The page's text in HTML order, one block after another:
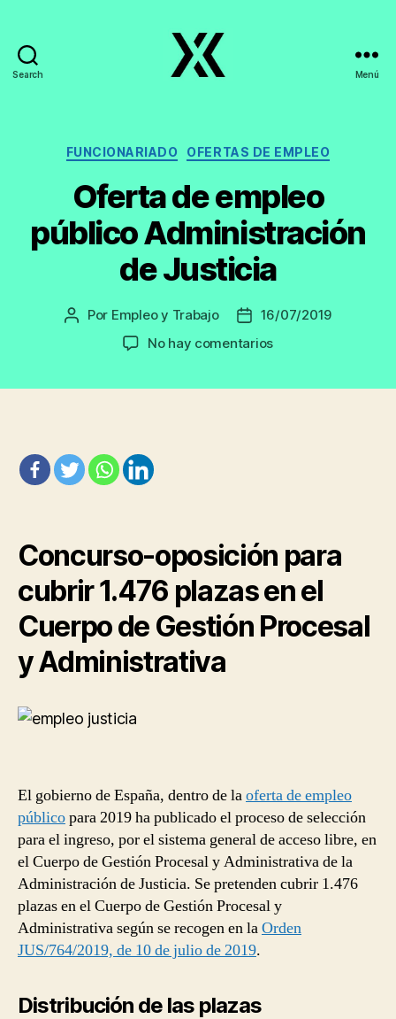
Search Menú
Categorías
FUNCIONARIADO OFERTAS DE EMPLEO
Oferta de empleo
público Administración
de Justicia
Autor
Por Empleo y Trabajo
Fecha
de
16/07/2019
No hay comentariosen
Concurso-oposición para
cubrir 1.476 plazas en el
Cuerpo de Gestión Procesal
y Administrativa
El gobierno de España, dentro de laoferta de empleo
públicopara 2019 ha publicado el proceso de selección
para el ingreso, por el sistema general de acceso libre, en
el Cuerpo de Gestión Procesal y Administrativa de la
Administración de Justicia. Se pretenden cubrir 1.476
plazas en el Cuerpo de Gestión Procesal y
Administrativa según se recogen en laOrden
JUS/764/2019, de 10 de julio de 2019.
Distribución de las plazas